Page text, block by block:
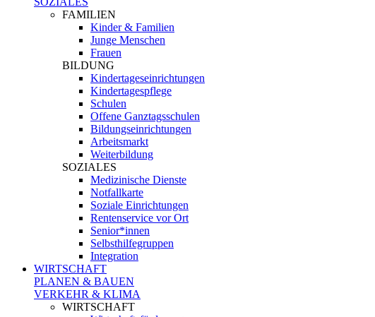
FAMILIEN
Kinder & Familien
Junge Menschen
Frauen
BILDUNG
Kindertageseinrichtungen
Kindertagespflege
Schulen
Offene Ganztagsschulen
Bildungseinrichtungen
Arbeitsmarkt
Weiterbildung
SOZIALES
Medizinische Dienste
Notfallkarte
Soziale Einrichtungen
Rentenservice vor Ort
Senior*innen
Selbsthilfegruppen
Integration
WIRTSCHAFT
PLANEN & BAUEN
VERKEHR & KLIMA
WIRTSCHAFT